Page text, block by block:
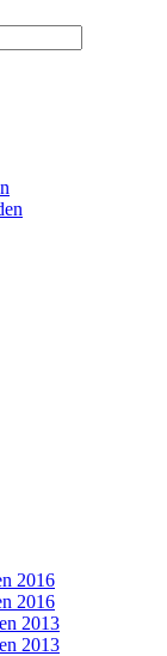
2016
2016
2013
2013